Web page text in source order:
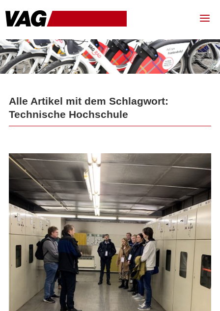
Alle Artikel mit dem Schlagwort:
Technische Hochschule